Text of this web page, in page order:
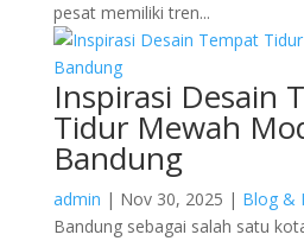
pesat memiliki tren...
Inspirasi Desain
Tidur Mewah
Bandung
admin | Nov 30, 2025 | Blog &
Bandung sebagai salah satu